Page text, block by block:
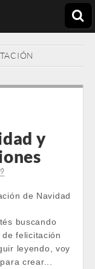
y
buscando
felicitación
leyendo, voy
crear...